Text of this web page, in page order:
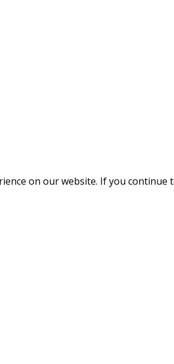
on our website. If you